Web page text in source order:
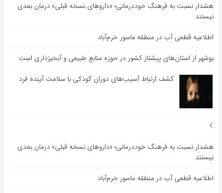
هشدار نسبت به فرهنگ خوددرمانی؛ «داروهای نسخه قبلی» درمان بعدی
نیستند
اطلاعیه قطعی آب در منطقه ماسور خرم‌آباد
بوشهر از استان‌های پیشتاز کشور در حوزه منابع طبیعی و آبخیزداری است
کشف ارتباط آسیب‌های دوران کودکی با سلامت آینده فرد
هشدار نسبت به فرهنگ خوددرمانی؛ «داروهای نسخه قبلی» درمان بعدی
نیستند
اطلاعیه قطعی آب در منطقه ماسور خرم‌آباد